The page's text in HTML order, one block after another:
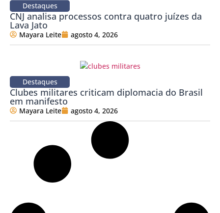
Destaques
CNJ analisa processos contra quatro juízes da
Lava Jato
Mayara Leite agosto 4, 2026
Destaques
Clubes militares criticam diplomacia do Brasil
em manifesto
Mayara Leite agosto 4, 2026